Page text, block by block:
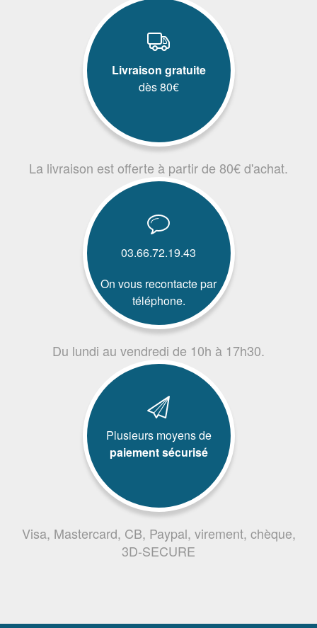
Livraison gratuite
dès 80€
La livraison est offerte à partir de 80€ d'achat.
03.66.72.19.43
On vous recontacte par
téléphone.
Du lundi au vendredi de 10h à 17h30.
Plusieurs moyens de
paiement sécurisé
Visa, Mastercard, CB, Paypal, virement, chèque,
3D-SECURE